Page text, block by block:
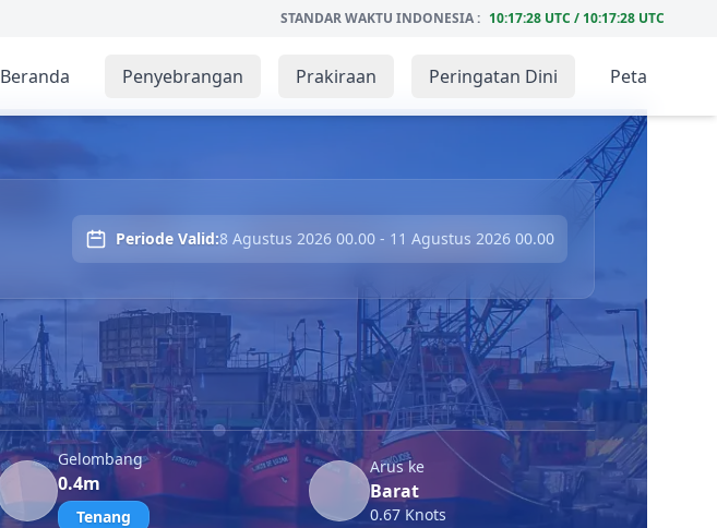
STANDAR WAKTU INDONESIA : 10:17:30 UTC / 10:17:30 UTC
Beranda Penyebrangan Prakiraan Peringatan Dini
Peta
Periode Valid:8 Agustus 2026 00.00 - 11 Agustus 2026 00.00
Gelombang
0.4m
Tenang
Arus ke
Barat
0.67 Knots